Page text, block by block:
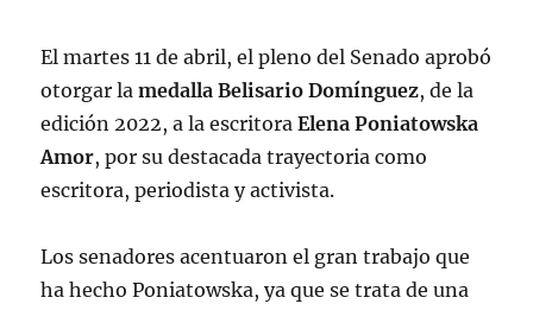
El martes 11 de abril, el pleno del Senado aprobó
otorgar lamedalla Belisario Domínguez, de la
edición 2022, a la escritoraElena Poniatowska
Amor, por su destacada trayectoria como
escritora, periodista y activista.
Los senadores acentuaron el gran trabajo que
ha hecho Poniatowska, ya que se trata de una